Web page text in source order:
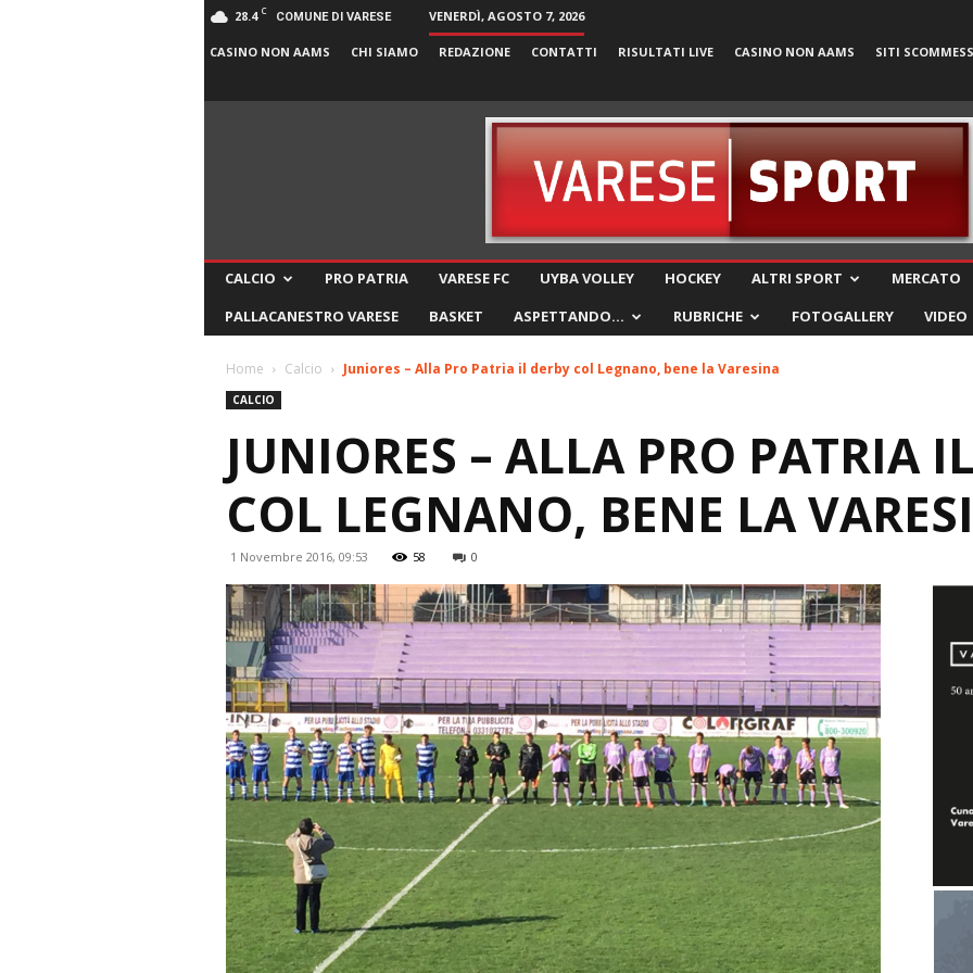
28.4 C COMUNE DI VARESE VENERDÌ, AGOSTO 7, 2026
CASINO NON AAMS CHI SIAMO REDAZIONE CONTATTI RISULTATI LIVE CASINO NON AAMS SITI
CALCIO PRO PATRIA VARESE FC UYBA VOLLEY HOCKEY ALTRI SPORT
MERCATO
PALLACANESTRO VARESE
BASKET ASPETTANDO… RUBRICHE FOTOGALLERY VIDEO
Home Calcio Juniores – Alla Pro Patria il derby col Legnano, bene la Varesina
CALCIO
JUNIORES – ALLA PRO PATRIA
COL LEGNANO, BENE LA
1 Novembre 2016, 09:53 58 0